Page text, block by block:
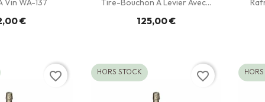
Vin WA-137
€
Tire-Bouchon À Levier Avec...
125,00 €
favorite_border HORS STOCK favorite_border